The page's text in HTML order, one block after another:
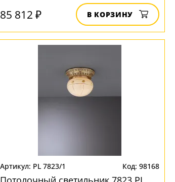
85 812 ₽ В КОРЗИНУ
PL 7823/1 98168